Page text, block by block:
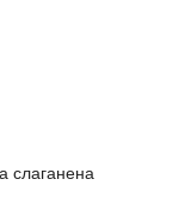
слаганена